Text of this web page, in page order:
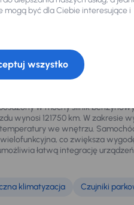
033 000
komfort jazdy i
w mocny silnik
wynosi 121750 km. W zakresie
we wnętrzu.
co zwiększa
łatwą integrację
klimatyzacja Czujniki
być dla Ciebie interesujące i
wszystko